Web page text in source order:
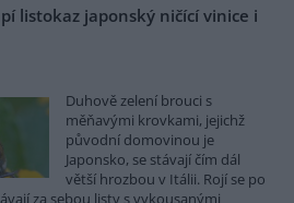
listokaz japonský ničící vinice i
Duhově zelení brouci s
měňavými krovkami, jejichž
původní domovinou je
Japonsko, se stávají čím dál
větší hrozbou v Itálii. Rojí se po
za sebou listy s vykousanými